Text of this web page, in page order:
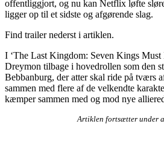
offentliggjort, og nu kan Netflix løfte
ligger op til et sidste og afgørende slag.
Find trailer nederst i artiklen.
I ‘The Last Kingdom: Seven Kings Must
Dreymon tilbage i hovedrollen som den
Bebbanburg, der atter skal ride på tværs
sammen med flere af de velkendte
kæmper sammen med og mod nye
Artiklen fortsætter under